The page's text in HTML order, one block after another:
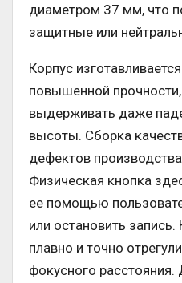
диаметром 37 мм, что
защитные или
Корпус
повышенной
выдерживать даже
высоты. Сборка
дефектов
Физическая кнопка
ее помощью
или остановить
плавно и точно
фокусного